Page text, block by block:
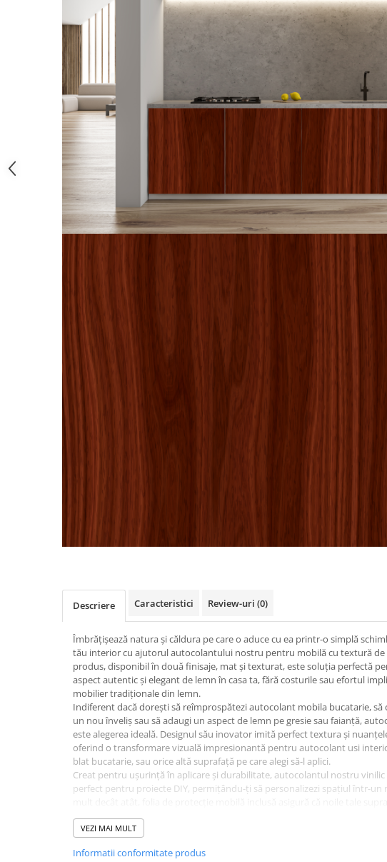
Descriere Caracteristici Review-uri (0)
Îmbrățișează natura și căldura pe care o aduce cu ea printr-o simplă
tău interior cu ajutorul autocolantului nostru pentru mobilă cu textură de
produs, disponibil în două finisaje, mat și texturat, este soluția perfectă
aspect autentic și elegant de lemn în casa ta, fără costurile sau efortul
mobilier tradiționale din lemn.
Indiferent dacă dorești să reîmprospătezi autocolant mobila bucatarie,
un nou înveliș sau să adaugi un aspect de lemn pe gresie sau faianță,
este alegerea ideală. Designul său inovator imită perfect textura și
oferind o transformare vizuală impresionantă pentru autocolant usi
blat bucatarie, sau orice altă suprafață pe care alegi să-l aplici.
Creat pentru ușurință în aplicare și durabilitate, autocolantul nostru
perfect pentru proiecte DIY, permițându-ți să personalizezi spațiul într-un
în timp, protejându-le împotriva uzurii, zgârieturilor și chiar a apei.
VEZI MAI MULT
Informatii conformitate produs